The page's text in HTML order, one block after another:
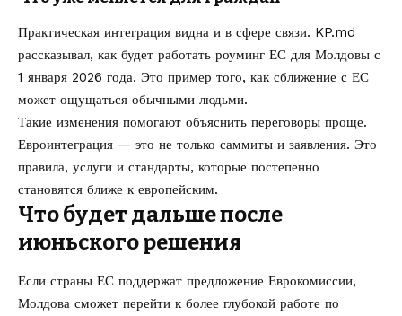
Практическая интеграция видна и в сфере связи. KP.md
рассказывал, как будет работать роуминг ЕС для Молдовы с
1 января 2026 года. Это пример того, как сближение с ЕС
может ощущаться обычными людьми.
Такие изменения помогают объяснить переговоры проще.
Евроинтеграция — это не только саммиты и заявления. Это
правила, услуги и стандарты, которые постепенно
становятся ближе к европейским.
Что будет дальше после
июньского решения
Если страны ЕС поддержат предложение Еврокомиссии,
Молдова сможет перейти к более глубокой работе по